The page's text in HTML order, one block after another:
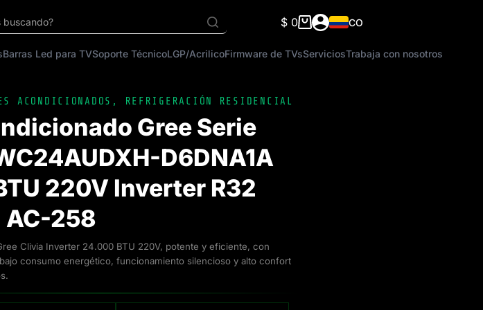
buscando?
Carro
compra
$ 0 CO
Barras Led para TVSoporte TécnicoLGP/AcrilicoFirmware de TVsServiciosTrabaja con nosotros
ACONDICIONADOS , REFRIGERACIÓN RESIDENCIAL
Gree Serie
D6DNA1A
220V Inverter R32
AC-258
Clivia Inverter 24.000 BTU 220V, potente y eficiente, con
consumo energético, funcionamiento silencioso y alto confort